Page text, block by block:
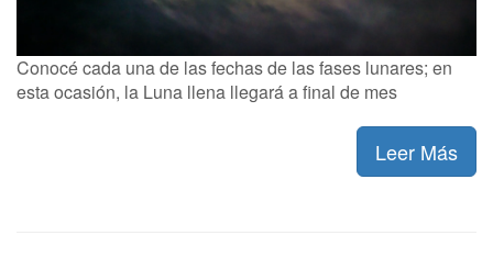
Conocé cada una de las fechas de las fases lunares; en
esta ocasión, la Luna llena llegará a final de mes
Leer Más